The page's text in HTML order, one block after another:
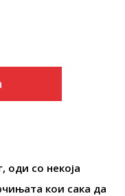
оди со некоја
кои сака да